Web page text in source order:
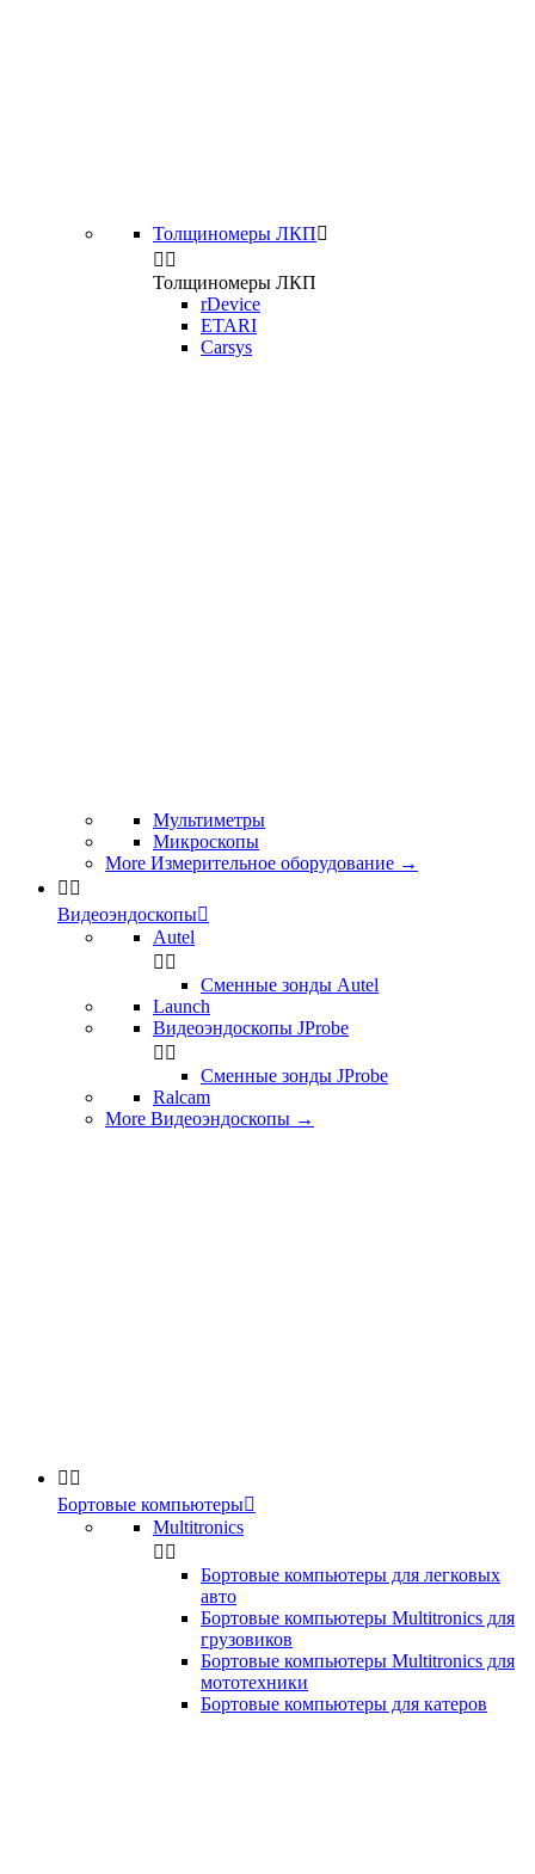
Толщиномеры ЛКП
 
Толщиномеры ЛКП
rDevice
ETARI
Carsys
Мультиметры
Микроскопы
More Измерительное оборудование →
 
Видеоэндоскопы
Autel
 
Сменные зонды Autel
Launch
Видеоэндоскопы JProbe
 
Сменные зонды JProbe
Ralcam
More Видеоэндоскопы →
 
Бортовые компьютеры
Multitronics
 
Бортовые компьютеры для легковых
авто
Бортовые компьютеры Multitronics для
грузовиков
Бортовые компьютеры Multitronics для
мототехники
Бортовые компьютеры для катеров